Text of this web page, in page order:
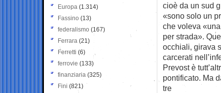
cioè da un sud
«sono solo un
che voleva
per strada».
occhiali, girava
carcerati
Prevost è
pontificato. Ma
tre
Europa (1.314)
Fassino (13)
federalismo (167)
Ferrara (21)
Ferretti (6)
ferrovie (133)
finanziaria (325)
Fini (821)